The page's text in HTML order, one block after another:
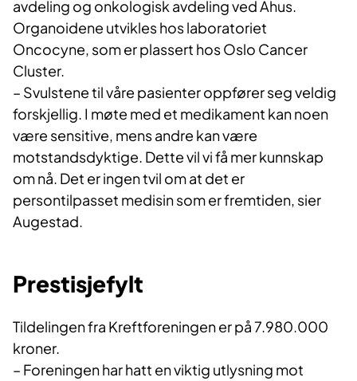
avdeling og onkologisk avdeling ved Ahus.
Organoidene utvikles hos laboratoriet
Oncocyne, som er plassert hos Oslo Cancer
Cluster.
– Svulstene til våre pasienter oppfører seg veldig
forskjellig. I møte med et medikament kan noen
være sensitive, mens andre kan være
motstandsdyktige. Dette vil vi få mer kunnskap
om nå. Det er ingen tvil om at det er
persontilpasset medisin som er fremtiden, sier
Augestad.
Prestisjefylt
Tildelingen fra Kreftforeningen er på 7.980.000
kroner.
– Foreningen har hatt en viktig utlysning mot